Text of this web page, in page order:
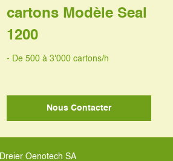
cartons Modèle Seal
1200
- De 500 à 3'000 cartons/h
Nous Contacter
Dreier Oenotech SA